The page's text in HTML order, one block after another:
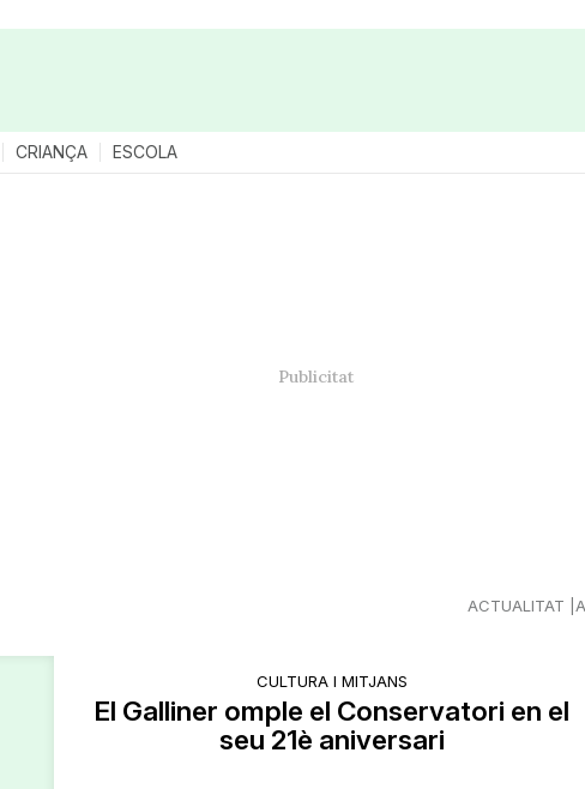
CRIANÇA ESCOLA
ACTUALITAT
CULTURA I MITJANS
El Galliner omple el Conservatori en el
seu 21è aniversari